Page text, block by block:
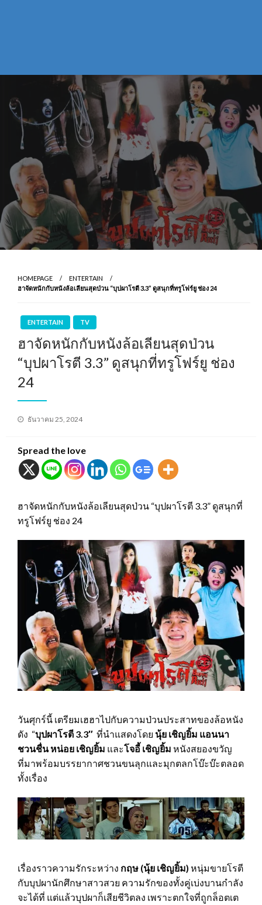
HOMEPAGE
ENTERTAIN
ฮาจัดหนักกับหนังล้อเลียนสุดป่วน “บุปผาโรตี 3.3” ดูสนุกที่ทรูโฟร์ยู ช่อง 24
ENTERTAIN TV
ฮาจัดหนักกับหนังล้อเลียนสุดป่วน
“บุปผาโรตี 3.3” ดูสนุกที่ทรูโฟร์ยู ช่อง
24
Posted
ธันวาคม 25, 2024
Spread the love
ฮาจัดหนักกับหนังล้อเลียนสุดป่วน “บุปผาโรตี 3.3” ดูสนุกที่
ทรูโฟร์ยู ช่อง 24
วันศุกร์นี้ เตรียมเฮฮาไปกับความป่วนประสาทของล้อหนัง
ดัง “บุปผาโรตี 3.3″ ที่นำแสดงโดย นุ้ย เชิญยิ้ม แอนนา
ชวนชื่น หน่อย เชิญยิ้ม และโจอี้ เชิญยิ้ม หนังสยองขวัญ
ที่มาพร้อมบรรยากาศชวนขนลุกและมุกตลกโบ๊ะบ๊ะตลอด
ทั้งเรื่อง
เรื่องราวความรักระหว่าง กฤษ (นุ้ย เชิญยิ้ม) หนุ่มขายโรตี
กับบุปผานักศึกษาสาวสวย ความรักของทั้งคู่เบ่งบานกำลัง
จะได้ที่ แต่แล้วบุปผาก็เสียชีวิตลง เพราะตกใจที่ถูกล็อตเต